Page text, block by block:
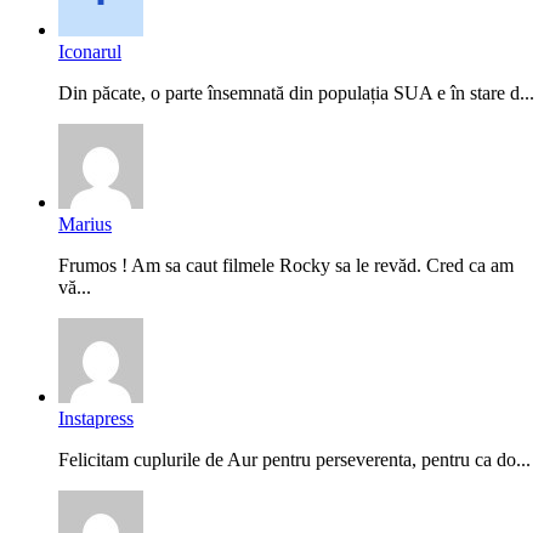
Iconarul
Din păcate, o parte însemnată din populația SUA e în stare d...
Marius
Frumos ! Am sa caut filmele Rocky sa le revăd. Cred ca am
vă...
Instapress
Felicitam cuplurile de Aur pentru perseverenta, pentru ca do...